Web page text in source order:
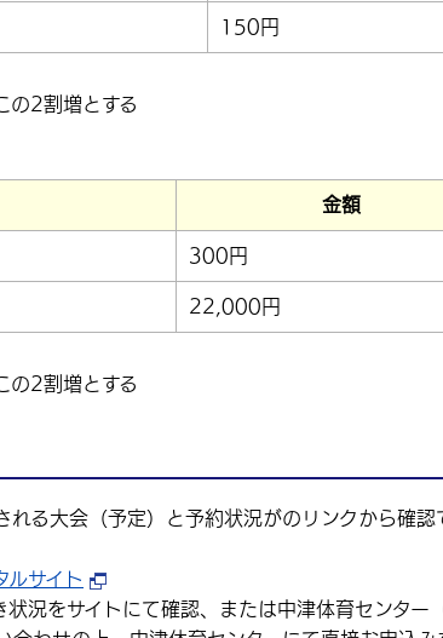
150円
の2割増とする
金額
300円
22,000円
の2割増とする
れる大会（予定）と予約状況がのリンクから確認
ルサイト
状況をサイトにて確認、または中津体育センター